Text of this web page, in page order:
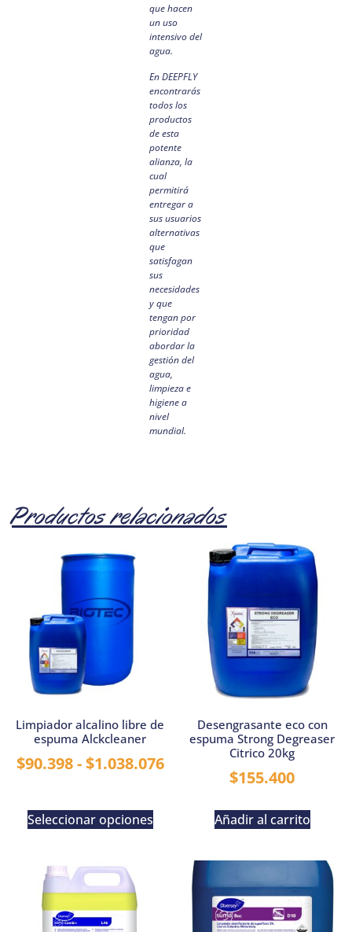
que hacen
un uso
intensivo del
agua.
En DEEPFLY
encontrarás
todos los
productos
de esta
potente
alianza, la
cual
permitirá
entregar a
sus usuarios
alternativas
que
satisfagan
sus
necesidades
y que
tengan por
prioridad
abordar la
gestión del
agua,
limpieza e
higiene a
nivel
mundial.
Productos relacionados
Limpiador alcalino libre de
espuma Alckcleaner
$90.398 - $1.038.076
Seleccionar opciones
Desengrasante eco con
espuma Strong Degreaser
Citrico 20kg
$155.400
Añadir al carrito